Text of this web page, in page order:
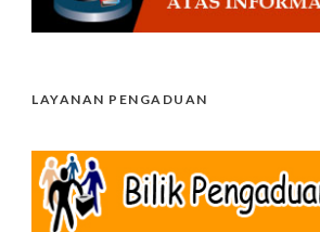
LAYANAN PENGADUAN